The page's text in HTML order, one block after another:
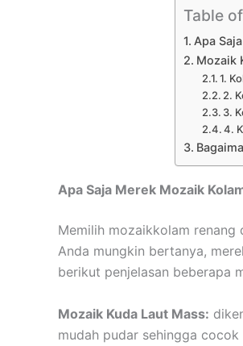
Table
Apa
Mozaik
1.
2.
3.
4.
Apa Saja Merek Mozaik
Memilih mozaikkolam renang
Anda mungkin bertanya,
berikut penjelasan beberapa
Mozaik Kuda Laut Mass:
mudah pudar sehingga